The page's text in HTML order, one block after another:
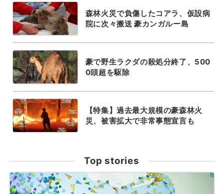
森林火災で負傷したコアラ、仮設病
院に次々搬送 豪カンガルー島
豪で野生ラクダの殺処分終了、500
0頭超を駆除
【特集】過去最大規模の豪森林火
災、被害拡大で非常事態宣言も
Top stories